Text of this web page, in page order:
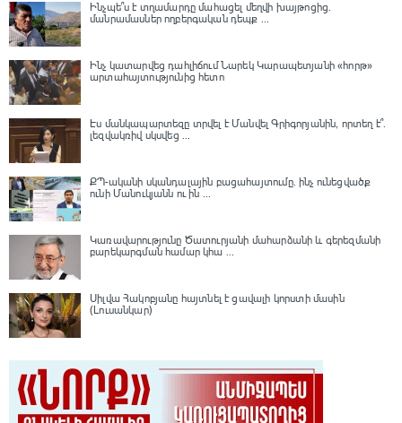
Ինչպե՞ս է տղամարդը մահացել մեղվի խայթոցից.
մանրամասներ ողբերգական դեպք ...
Ինչ կատարվեց դահլիճում Նարեկ Կարապետյանի «հորթ»
արտահայտությունից հետո
Էս մանկապարտեզը տրվել է Մանվել Գրիգորյանին, որտեղ է՞․
լեզվակռիվ սկսվեց ...
ՔՊ-ականի սկանդալային բացահայտումը․ ինչ ունեցվածք
ունի Մանուկյանն ու ին ...
Կառավարությունը Ծատուրյանի մահարձանի և գերեզմանի
բարեկարգման համար կհա ...
Սիլվա Հակոբյանը հայտնել է ցավալի կորստի մասին
(Լուսանկար)